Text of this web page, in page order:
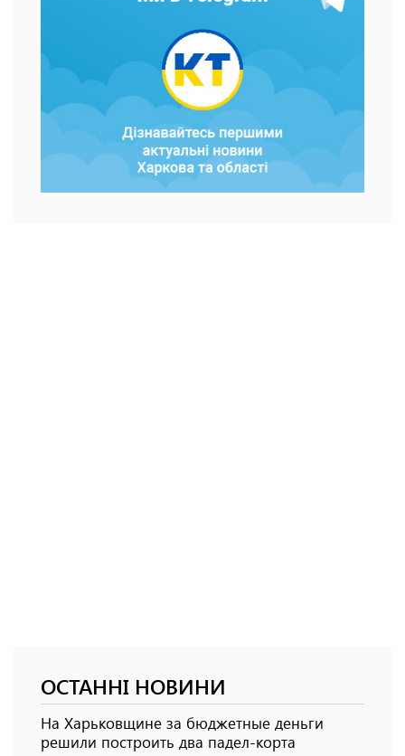
ОСТАННІ НОВИНИ
На Харьковщине за бюджетные деньги
решили построить два падел-корта